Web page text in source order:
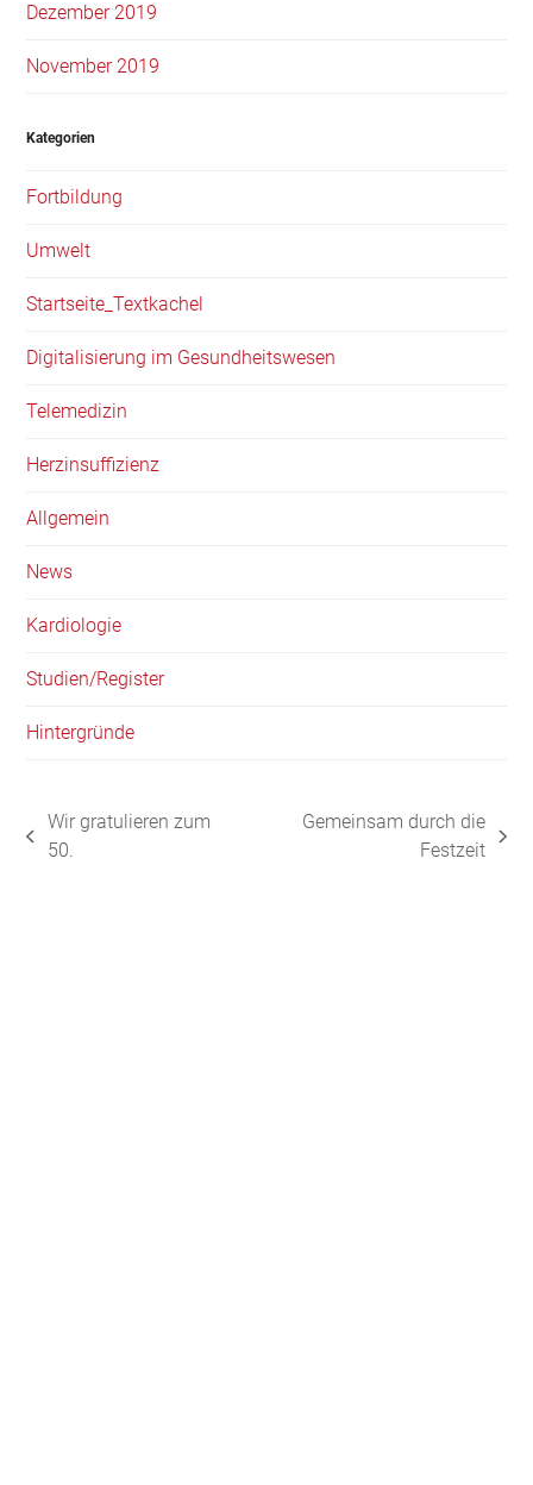
Dezember 2019
November 2019
Kategorien
Fortbildung
Umwelt
Startseite_Textkachel
Digitalisierung im Gesundheitswesen
Telemedizin
Herzinsuffizienz
Allgemein
News
Kardiologie
Studien/Register
Hintergründe
vorheriger
Wir gratulieren zum
50.
Gemeinsam durch die
Festzeit